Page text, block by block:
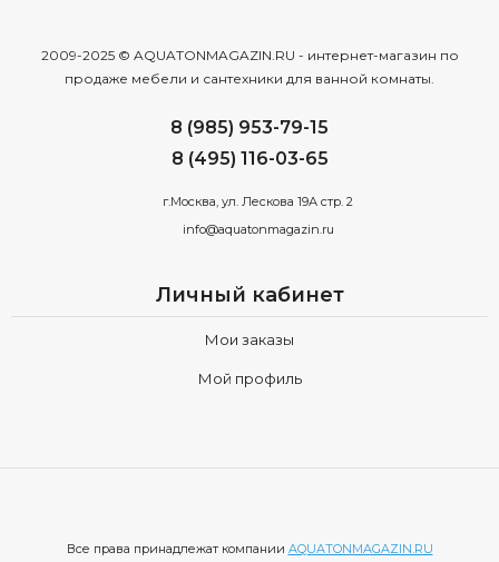
2009-2025 © AQUATONMAGAZIN.RU - интернет-магазин по
продаже мебели и сантехники для ванной комнаты.
8 (985) 953-79-15
8 (495) 116-03-65
г.Москва, ул. Лескова 19А стр. 2
info@aquatonmagazin.ru
Личный кабинет
Мои заказы
Мой профиль
Все права принадлежат компании AQUATONMAGAZIN.RU